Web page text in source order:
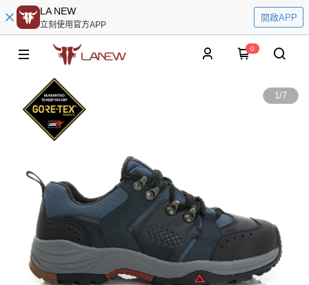
LA NEW
立刻使用官方APP
開啟APP
0
1/7